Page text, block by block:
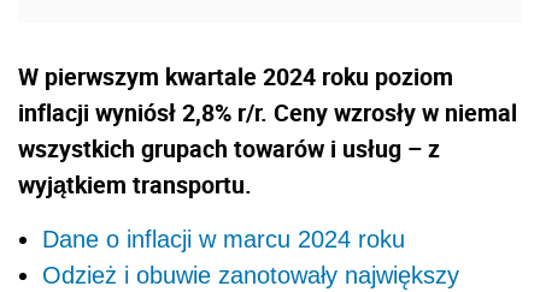
W pierwszym kwartale 2024 roku poziom
inflacji wyniósł 2,8% r/r. Ceny wzrosły w niemal
wszystkich grupach towarów i usług – z
wyjątkiem transportu.
Dane o inflacji w marcu 2024 roku
Odzież i obuwie zanotowały największy